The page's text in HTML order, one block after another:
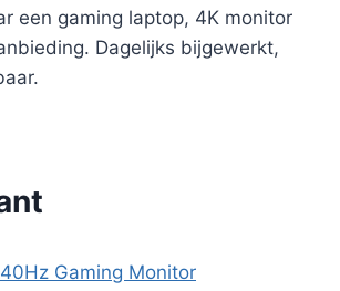
een gaming laptop, 4K monitor
Dagelijks bijgewerkt,
Gaming Monitor